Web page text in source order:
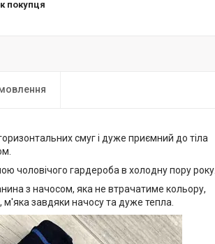
покупця
смуг і дуже приємний до тіла
чоловічого гардероба в холодну пору року.
з начосом, яка не втрачатиме кольору,
завдяки начосу та дуже тепла.